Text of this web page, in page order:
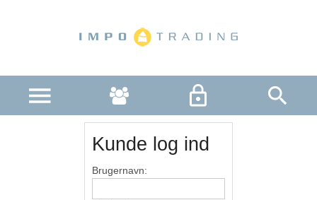
Kunde log ind
Brugernavn: